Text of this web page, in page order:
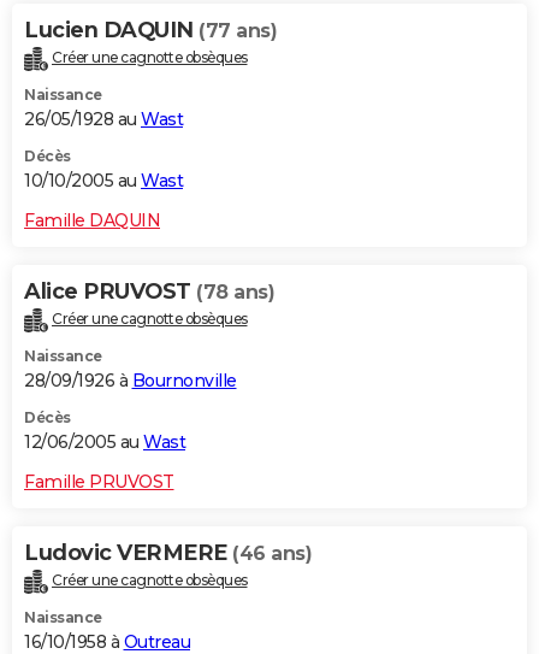
Lucien DAQUIN (77 ans)
Créer une cagnotte obsèques
Naissance
26/05/1928 au Wast
Décès
10/10/2005 au Wast
Famille DAQUIN
Alice PRUVOST (78 ans)
Créer une cagnotte obsèques
Naissance
28/09/1926 à Bournonville
Décès
12/06/2005 au Wast
Famille PRUVOST
Ludovic VERMERE (46 ans)
Créer une cagnotte obsèques
Naissance
16/10/1958 à Outreau